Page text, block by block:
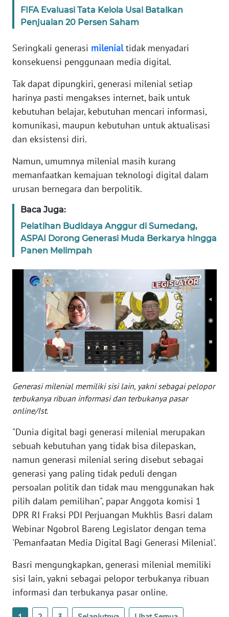
FIFA Evaluasi Tata Kelola Usai Batalkan
Penjualan 20 Persen Saham
Seringkali generasi milenialtidak menyadari
konsekuensi penggunaan media digital.
Tak dapat dipungkiri, generasi milenial setiap
harinya pasti mengakses internet, baik untuk
kebutuhan belajar, kebutuhan mencari informasi,
komunikasi, maupun kebutuhan untuk aktualisasi
dan eksistensi diri.
Namun, umumnya milenial masih kurang
memanfaatkan kemajuan teknologi digital dalam
urusan bernegara dan berpolitik.
Baca Juga:
Pelatihan Budidaya Anggur di Sumedang,
ASPAI Dorong Generasi Muda Berkarya hingga
Panen Melimpah
Generasi milenial memiliki sisi lain, yakni sebagai pelopor
terbukanya ribuan informasi dan terbukanya pasar
online/Ist.
"Dunia digital bagi generasi milenial merupakan
sebuah kebutuhan yang tidak bisa dilepaskan,
namun generasi milenial sering disebut sebagai
generasi yang paling tidak peduli dengan
persoalan politik dan tidak mau menggunakan hak
pilih dalam pemilihan", papar Anggota komisi 1
DPR RI Fraksi PDI Perjuangan Mukhlis Basri dalam
Webinar Ngobrol Bareng Legislator dengan tema
'Pemanfaatan Media Digital Bagi Generasi Milenial'.
Basri mengungkapkan, generasi milenial memiliki
sisi lain, yakni sebagai pelopor terbukanya ribuan
informasi dan terbukanya pasar online.
WAHANA
OTOMOTIF
WAHANA
HEALTH
WAHANA
DESA
WISATA
MAWAKA
MARTABAT
FORJASIDA
TAMBANG
NEWS
JURNAL
MARITIM
FISUELRI
BERKAT
NEWS
ANUGERAH
NEWS
AKHLAK
ID
SONYA
ASA
NEWS
Informasi
INDEKS
BERITA
KAMI